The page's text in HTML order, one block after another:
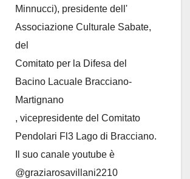
Minnucci), presidente dell'
Associazione Culturale Sabate,
del
Comitato per la Difesa del
Bacino Lacuale Bracciano-
Martignano
, vicepresidente del Comitato
Pendolari Fl3 Lago di Bracciano.
Il suo canale youtube è
@graziarosavillani2210